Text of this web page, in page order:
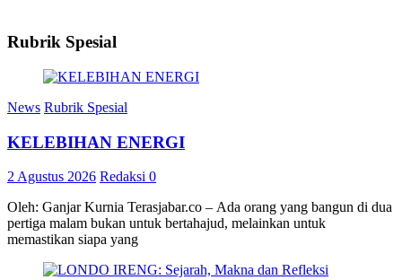
Rubrik Spesial
News Rubrik Spesial
KELEBIHAN ENERGI
2 Agustus 2026 Redaksi 0
Oleh: Ganjar Kurnia Terasjabar.co – Ada orang yang bangun di dua
pertiga malam bukan untuk bertahajud, melainkan untuk
memastikan siapa yang